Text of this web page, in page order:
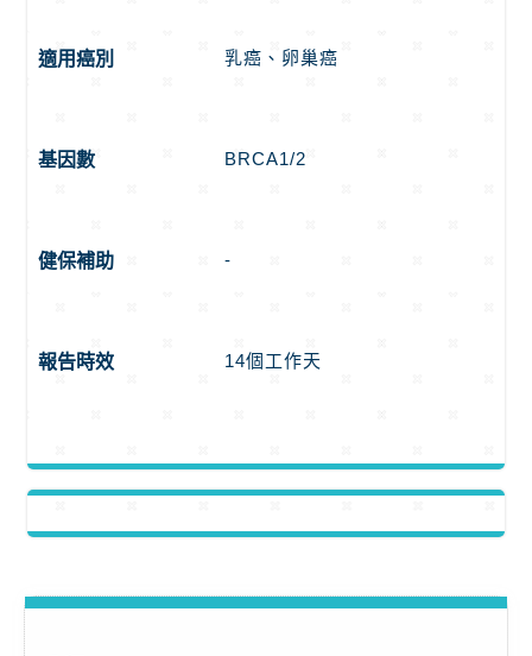
適用癌別 乳癌、卵巢癌
基因數 BRCA1/2
健保補助 -
報告時效 14個工作天